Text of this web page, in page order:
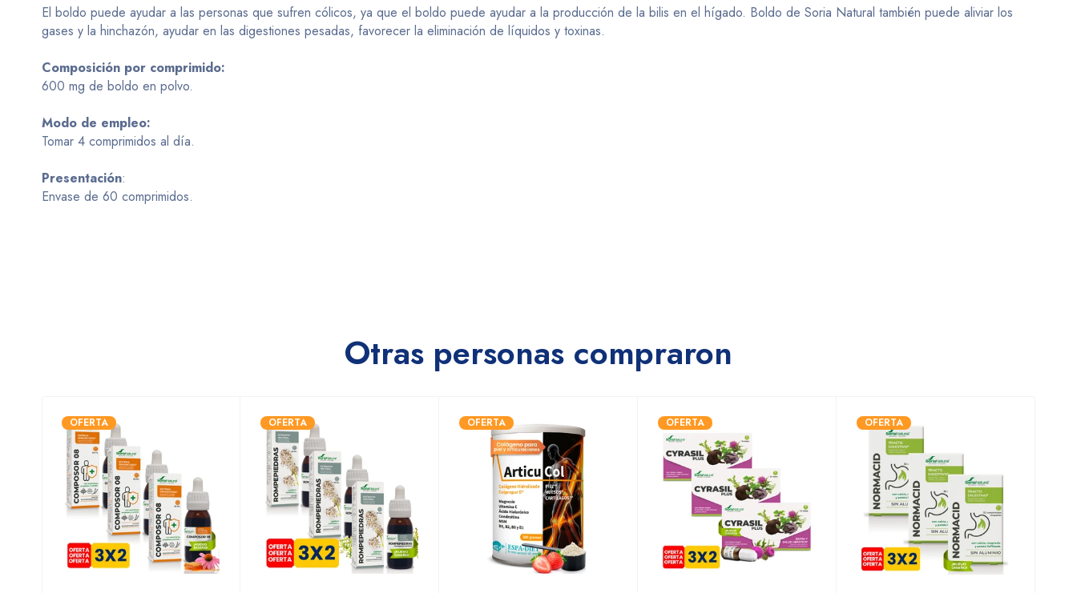
El boldo puede ayudar a las personas que sufren cólicos, ya que el boldo puede ayudar a la producción de la bilis en el hígado. Boldo de Soria Natural también puede aliviar los
gases y la hinchazón, ayudar en las digestiones pesadas, favorecer la eliminación de líquidos y toxinas.
Composición por comprimido:
600 mg de boldo en polvo.
Modo de empleo:
Tomar 4 comprimidos al día.
Presentación:
Envase de 60 comprimidos.
Otras personas compraron
OFERTA OFERTA OFERTA OFERTA OFERTA